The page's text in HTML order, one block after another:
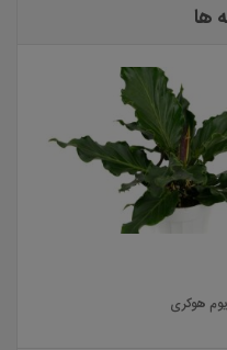
ها
هوکری